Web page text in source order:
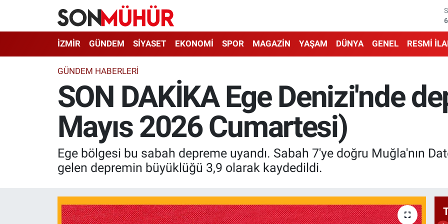
İZMİR GÜNDEM SİYASET EKONOMİ SPOR MAGAZİN YAŞAM DÜNYA GENEL RESMİ
GÜNDEM HABERLERI
SON DAKİKA Ege Denizi'nde
Mayıs 2026 Cumartesi)
Ege bölgesi bu sabah depreme uyandı. Sabah 7'ye doğru Muğla'nın
gelen depremin büyüklüğü 3,9 olarak kaydedildi.
İzmir Nöbetçi Eczaneler
İzmir Hava Durumu
İzmir Namaz Vakitleri
İzmir Trafik Yoğunluk Haritası
Süper Lig Puan Durumu ve Fikstür
Tüm Manşetler
Haber Arşivi